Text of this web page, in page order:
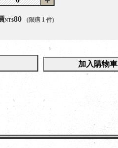
NT$80 (限購 1 件)
加入購物車